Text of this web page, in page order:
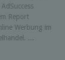
Report
Werbung im
...